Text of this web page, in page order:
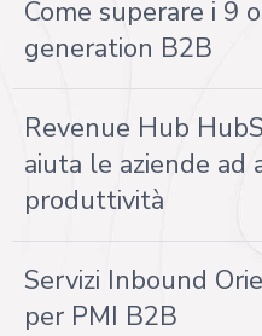
Come superare i 9
generation B2B
Revenue Hub
aiuta le aziende ad
produttività
Servizi Inbound
per PMI B2B